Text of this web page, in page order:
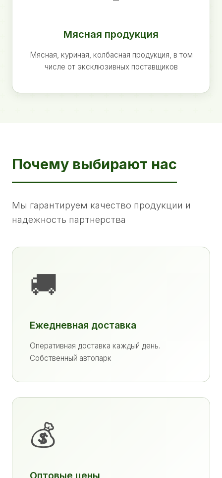
Мясная продукция
Мясная, куриная, колбасная продукция, в том
числе от эксклюзивных поставщиков
Почему выбирают нас
Мы гарантируем качество продукции и
надежность партнерства
🚚
Ежедневная доставка
Оперативная доставка каждый день.
Собственный автопарк
💰
Оптовые цены